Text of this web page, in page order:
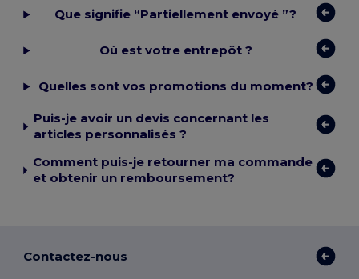
Que signifie “Partiellement envoyé ”?
Où est votre entrepôt ?
Quelles sont vos promotions du moment?
Puis-je avoir un devis concernant les
articles personnalisés ?
Comment puis-je retourner ma commande
et obtenir un remboursement?
Contactez-nous